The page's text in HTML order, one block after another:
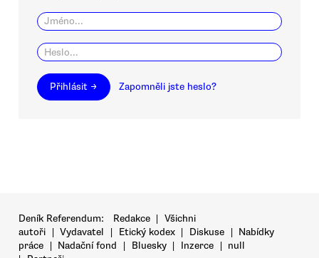
Přihlásit → Zapomněli jste heslo?
Deník Referendum: Redakce | Všichni
autoři | Vydavatel | Etický kodex | Diskuse | Nabídky
práce | Nadační fond | Bluesky | Inzerce | null